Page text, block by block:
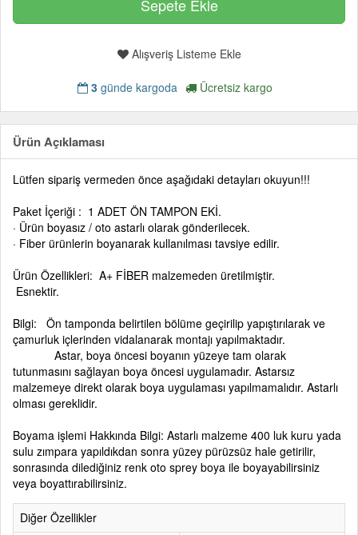
Alışveriş Listeme Ekle
3 günde kargoda Ücretsiz kargo
Ürün Açıklaması
Lütfen sipariş vermeden önce aşağıdaki detayları okuyun!!!
Paket İçeriği : 1 ADET ÖN TAMPON EKİ.
· Ürün boyasız / oto astarlı olarak gönderilecek.
· Fiber ürünlerin boyanarak kullanılması tavsiye edilir.
Ürün Özellikleri: A+ FİBER malzemeden üretilmiştir.
Esnektir.
Bilgi: Ön tamponda belirtilen bölüme geçirilip yapıştırılarak ve
çamurluk içlerinden vidalanarak montajı yapılmaktadır.
Astar, boya öncesi boyanın yüzeye tam olarak
tutunmasını sağlayan boya öncesi uygulamadır. Astarsız
malzemeye direkt olarak boya uygulaması yapılmamalıdır. Astarlı
olması gereklidir.
Boyama işlemi Hakkında Bilgi: Astarlı malzeme 400 luk kuru yada
sulu zımpara yapıldıkdan sonra yüzey pürüzsüz hale getirilir,
sonrasında dilediğiniz renk oto sprey boya ile boyayabilirsiniz
veya boyattırabilirsiniz.
Diğer Özellikler